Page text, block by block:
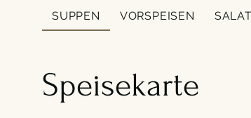
Speisekarte
SUPPEN VORSPEISEN